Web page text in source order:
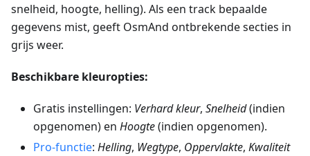
snelheid, hoogte, helling). Als een track bepaalde
gegevens mist, geeft OsmAnd ontbrekende secties in
grijs weer.
Beschikbare kleuropties:
Gratis instellingen: Verhardkleur, Snelheid(indien
opgenomen) en Hoogte(indien opgenomen).
Pro-functie: Helling, Wegtype, Oppervlakte, Kwaliteit